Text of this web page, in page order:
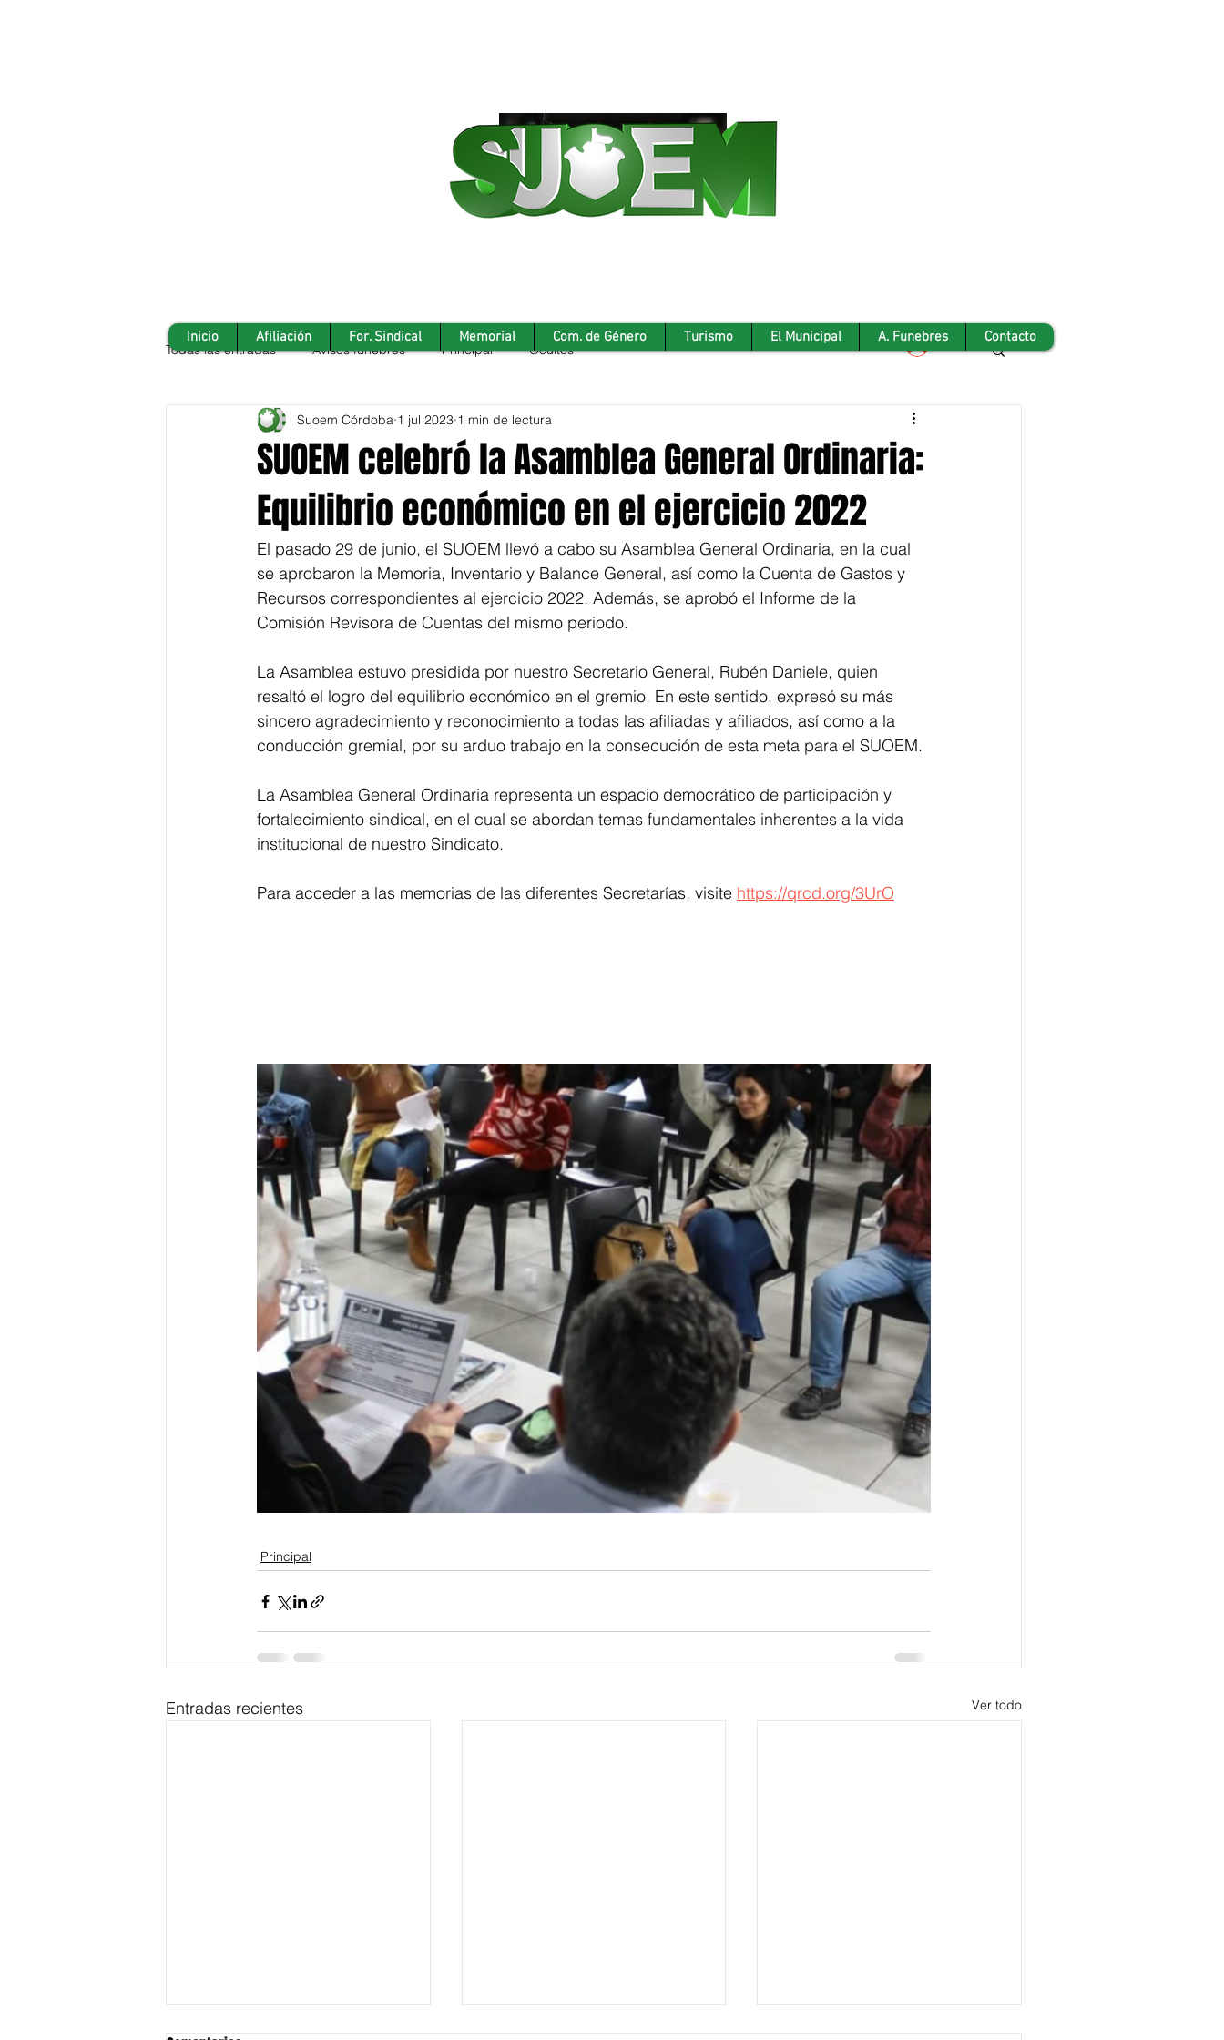
Todas las entradas Avisos fúnebres Principal Ocultos
SUOEM celebró la Asamblea General Ordinaria:
Equilibrio económico en el ejercicio 2022
Suoem Córdoba 1 jul 2023 1 min de lectura
El pasado 29 de junio, el SUOEM llevó a cabo su Asamblea General Ordinaria, en la cual
se aprobaron la Memoria, Inventario y Balance General, así como la Cuenta de Gastos y
Recursos correspondientes al ejercicio 2022. Además, se aprobó el Informe de la
Comisión Revisora de Cuentas del mismo periodo.
La Asamblea estuvo presidida por nuestro Secretario General, Rubén Daniele, quien
resaltó el logro del equilibrio económico en el gremio. En este sentido, expresó su más
sincero agradecimiento y reconocimiento a todas las afiliadas y afiliados, así como a la
conducción gremial, por su arduo trabajo en la consecución de esta meta para el SUOEM.
La Asamblea General Ordinaria representa un espacio democrático de participación y
fortalecimiento sindical, en el cual se abordan temas fundamentales inherentes a la vida
institucional de nuestro Sindicato.
Para acceder a las memorias de las diferentes Secretarías, visite https://qrcd.org/3UrO
Principal
Entradas recientes Ver todo
Iniciar sesión
Inicio Afiliación For. Sindical Memorial Com. de Género Turismo El Municipal A. Funebres Contacto